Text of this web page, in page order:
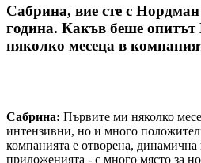
Сабрина, вие сте с
година. Какъв беше опитът
няколко месеца в
Сабрина: Първите ми няколко
интензивни, но и много
компанията е отворена,
приложенията - с много място за